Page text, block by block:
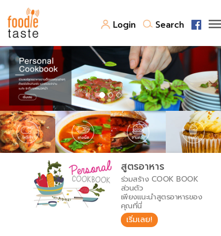
Login Search
สูตรอาหาร
สูตรอาหารล่าสุด
Top Foodie
พาไปชิม
สารพันก้นครัว
เคล็ดลับน่ารู้
เปรียบเทียบหน่วยการตวง
เปรียบเทียบอุณหภูมิ
เปรียบเทียบน้ำหนักวัตถุดิบ
FoodPedia
สร้าง Cookbook
สูตรอาหาร
ร่วมสร้าง COOK BOOK
ส่วนตัว
เพียงแนะนำสูตรอาหารของ
คุณที่นี่
เริ่มเลย!